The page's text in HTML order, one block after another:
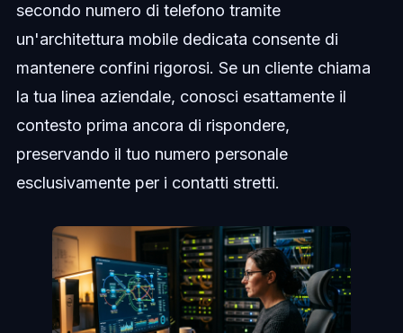
secondo numero di telefono tramite
un'architettura mobile dedicata consente di
mantenere confini rigorosi. Se un cliente chiama
la tua linea aziendale, conosci esattamente il
contesto prima ancora di rispondere,
preservando il tuo numero personale
esclusivamente per i contatti stretti.